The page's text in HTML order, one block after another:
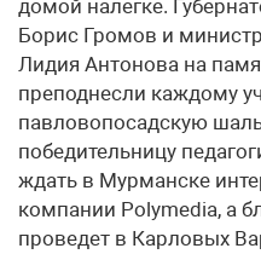
домой налегке.
Борис Громов и
Лидия Антонова на
преподнесли каждому
павловопосадскую
победительницу
ждать в Мурманске
компании Polymedia, а
проведет в Карловых